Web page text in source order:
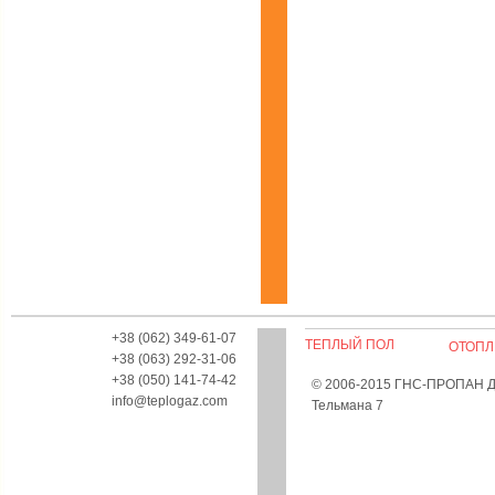
+38 (062) 349-61-07
+38 (063) 292-31-06
+38 (050) 141-74-42
info@teplogaz.com
ТЕПЛЫЙ ПОЛ
© 2006-2015 ГНС-ПРОПАН
Тельмана 7